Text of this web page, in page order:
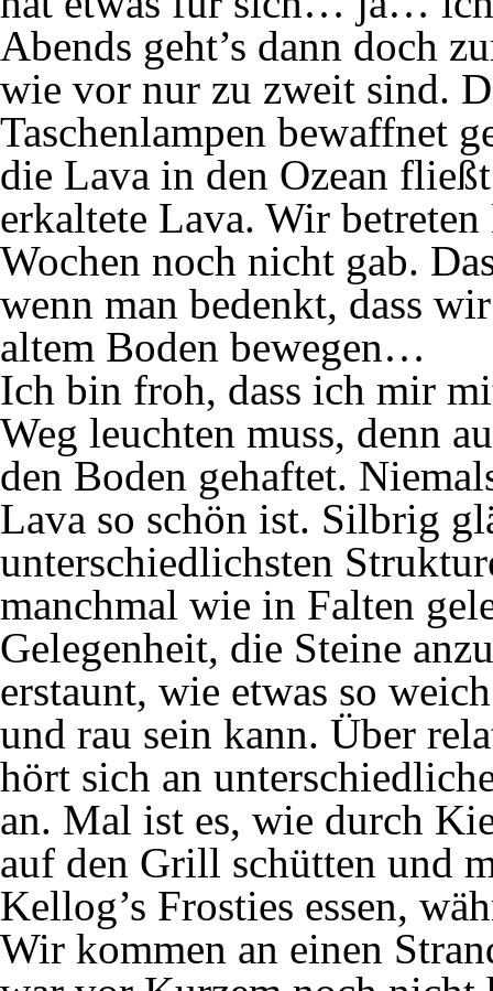
Abends geht’s dann doch
wie vor nur zu zweit sind.
Taschenlampen bewaffnet
die Lava in den Ozean
erkaltete Lava. Wir
Wochen noch nicht gab.
wenn man bedenkt, dass
altem Boden bewegen…
Ich bin froh, dass ich mir
Weg leuchten muss, denn
den Boden gehaftet.
Lava so schön ist. Silbrig
unterschiedlichsten
manchmal wie in Falten
Gelegenheit, die Steine
erstaunt, wie etwas so
und rau sein kann. Über
hört sich an
an. Mal ist es, wie durch
auf den Grill schütten und
Kellog’s Frosties essen,
Wir kommen an einen